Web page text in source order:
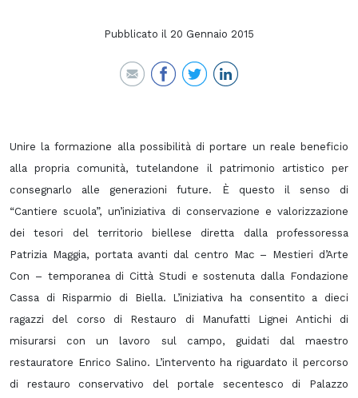
Pubblicato il 20 Gennaio 2015
Unire la formazione alla possibilità di portare un reale beneficio
alla propria comunità, tutelandone il patrimonio artistico per
consegnarlo alle generazioni future. È questo il senso di
“Cantiere scuola”, un’iniziativa di conservazione e valorizzazione
dei tesori del territorio biellese diretta dalla professoressa
Patrizia Maggia, portata avanti dal centro Mac – Mestieri d’Arte
Con – temporanea di Città Studi e sostenuta dalla Fondazione
Cassa di Risparmio di Biella. L’iniziativa ha consentito a dieci
ragazzi del corso di Restauro di Manufatti Lignei Antichi di
misurarsi con un lavoro sul campo, guidati dal maestro
restauratore Enrico Salino. L’intervento ha riguardato il percorso
di restauro conservativo del portale secentesco di Palazzo